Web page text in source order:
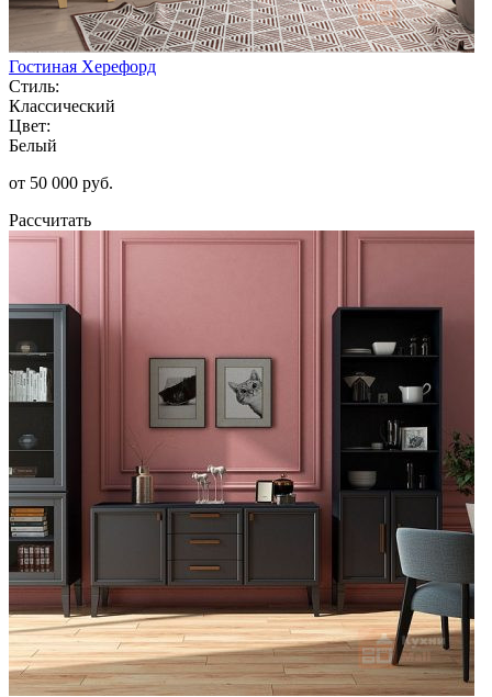
Гостиная Херефорд
Стиль:
Классический
Цвет:
Белый
от 50 000 руб.
Рассчитать